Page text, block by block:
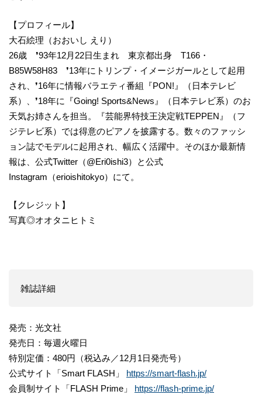
【プロフィール】
大石絵理（おおいし えり）
26歳 ❜93年12月22日生まれ 東京都出身 T166・
B85W58H83 ❜13年にトリンプ・イメージガールとして起用
され、❜16年に情報バラエティ番組『PON!』（日本テレビ
系）、❜18年に『Going! Sports&News』（日本テレビ系）のお
天気お姉さんを担当。『芸能界特技王決定戦TEPPEN』（フ
ジテレビ系）では得意のピアノを披露する。数々のファッシ
ョン誌でモデルに起用され、幅広く活躍中。そのほか最新情
報は、公式Twitter（@Eri0ishi3）と公式
Instagram（erioishitokyo）にて。
【クレジット】
写真◎オオタニヒトミ
雑誌詳細
発売：光文社
発売日：毎週火曜日
特別定価：480円（税込み／12月1日発売号）
公式サイト「Smart FLASH」 https://smart-flash.jp/
会員制サイト「FLASH Prime」 https://flash-prime.jp/